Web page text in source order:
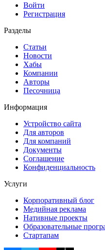
Войти
Регистрация
Разделы
Статьи
Новости
Хабы
Компании
Авторы
Песочница
Информация
Устройство сайта
Для авторов
Для компаний
Документы
Соглашение
Конфиденциальность
Услуги
Корпоративный блог
Медийная реклама
Нативные проекты
Образовательные
Стартапам